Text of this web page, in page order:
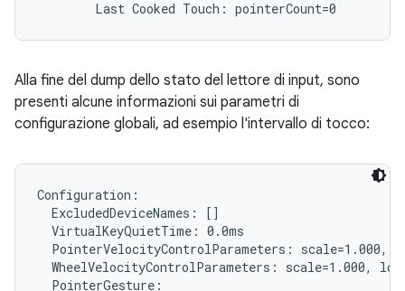
Alla fine del dump dello stato del lettore di input, sono
presenti alcune informazioni sui parametri di
configurazione globali, ad esempio l'intervallo di tocco:
Configuration:
  ExcludedDeviceNames: []
  VirtualKeyQuietTime: 0.0ms
PointerVelocityControlParameters: scale=1.000,
WheelVelocityControlParameters: scale=1.000,
  PointerGesture: